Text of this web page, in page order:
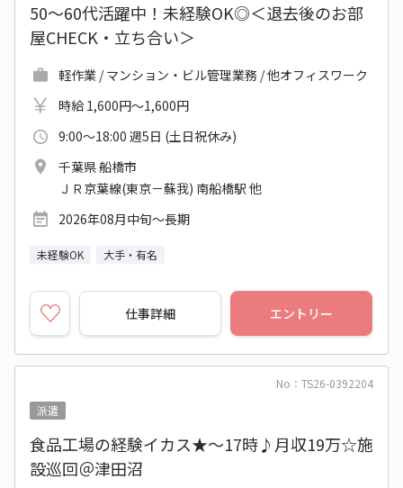
50～60代活躍中！未経験OK◎＜退去後のお部
屋CHECK・立ち合い＞
軽作業 / マンション・ビル管理業務 / 他オフィスワーク
時給 1,600円～1,600円
9:00～18:00 週5日 (土日祝休み)
千葉県 船橋市
ＪＲ京葉線(東京－蘇我) 南船橋駅 他
2026年08月中旬～長期
未経験OK 大手・有名
仕事詳細 エントリー
No：TS26-0392204
派遣
食品工場の経験イカス★～17時♪月収19万☆施
設巡回＠津田沼